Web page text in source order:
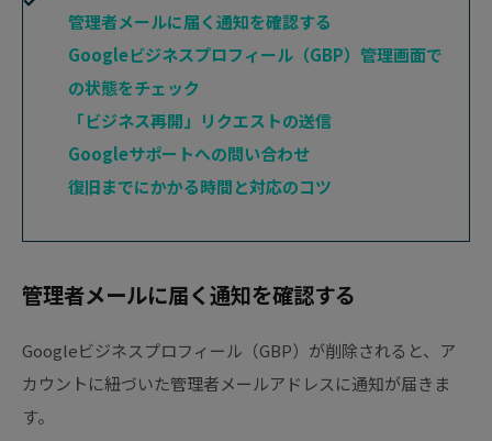
管理者メールに届く通知を確認する
Googleビジネスプロフィール（GBP）管理画面で
の状態をチェック
「ビジネス再開」リクエストの送信
Googleサポートへの問い合わせ
復旧までにかかる時間と対応のコツ
管理者メールに届く通知を確認する
Googleビジネスプロフィール（GBP）が削除されると、ア
カウントに紐づいた管理者メールアドレスに通知が届きま
す。